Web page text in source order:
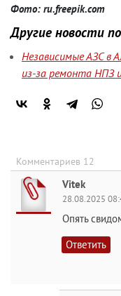
Фото: ru.freepik.com
Другие новости
Независимые АЗС в
из-за ремонта НПЗ
Комментариев 12
Vitek
28.08.2025
Опять
Ответить